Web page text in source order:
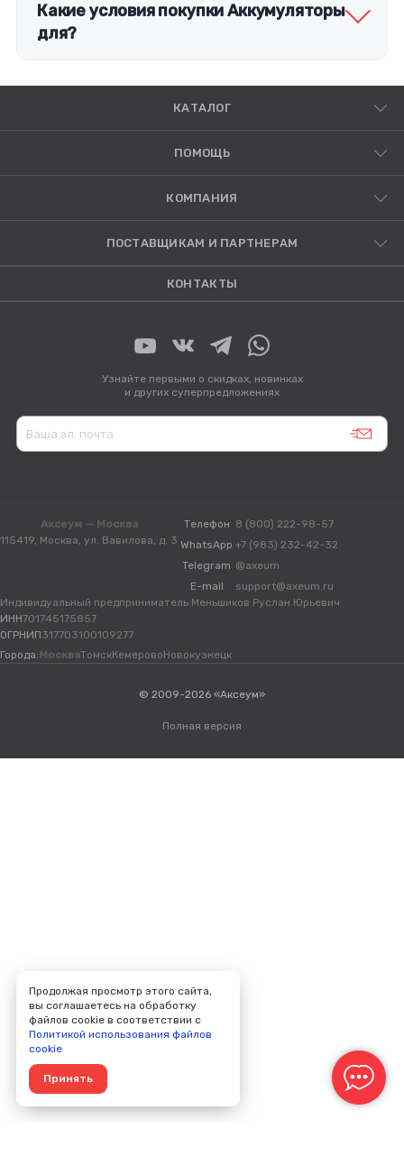
Какие условия покупки Аккумуляторы
для?
КАТАЛОГ
ПОМОЩЬ
КОМПАНИЯ
ПОСТАВЩИКАМ И ПАРТНЕРАМ
КОНТАКТЫ
Узнайте первыми о скидках, новинках
и других суперпредложениях
Аксеум — Москва
115419, Москва, ул. Вавилова, д. 3
Телефон 8 (800) 222-98-57
WhatsApp +7 (983) 232-42-32
Telegram @axeum
E-mail
support@axeum.ru
Индивидуальный предприниматель Меньшиков Руслан Юрьевич
ИНН701745175857
ОГРНИП317703100109277
Города: МоскваТомскКемеровоНовокузнецк
© 2009-2026 «Аксеум»
Полная версия
Продолжая просмотр этого сайта,
вы соглашаетесь на обработку
файлов cookie в соответствии с
Политикой использования файлов
cookie
Принять